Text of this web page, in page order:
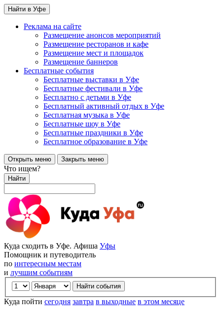
Найти в Уфе
Реклама на сайте
Размещение анонсов мероприятий
Размещение ресторанов и кафе
Размещение мест и площадок
Размещение баннеров
Бесплатные события
Бесплатные выставки в Уфе
Бесплатные фестивали в Уфе
Бесплатно с детьми в Уфе
Бесплатный активный отдых в Уфе
Бесплатная музыка в Уфе
Бесплатные шоу в Уфе
Бесплатные праздники в Уфе
Бесплатное образование в Уфе
Открыть меню Закрыть меню
Что ищем?
Найти
Куда сходить в Уфе. Афиша Уфы
Помощник и путеводитель
по интересным местам
и лучшим событиям
Куда пойти сегодня завтра в выходные в этом месяце